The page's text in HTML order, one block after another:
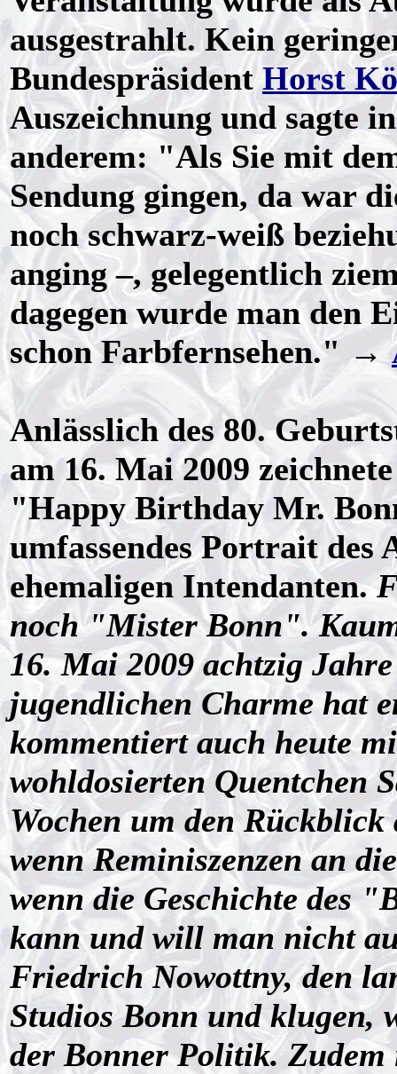
ausgestrahlt. Kein
BundespräsidentHorst
Auszeichnung und sagte
anderem: "Als Sie mit
Sendung gingen, da war
noch schwarz-weiß
anging –, gelegentlich
dagegen wurde man den
schon Farbfernsehen." →
Anlässlich des 80.
am 16. Mai 2009
"Happy Birthday Mr.
umfassendes Portrait des
ehemaligen Intendanten.
noch "Mister Bonn".
16. Mai 2009 achtzig
jugendlichen Charme hat
kommentiert auch heute
wohldosierten Quentchen
Wochen um den
wenn Reminiszenzen an
wenn die Geschichte des
kann und will man nicht
Friedrich Nowottny, den
Studios Bonn und klugen,
der Bonner Politik. Zudem